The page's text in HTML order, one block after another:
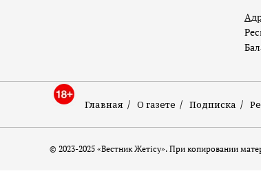
Главная О газете Подписка
© 2023-2025 «Вестник Жетісу». При копировании